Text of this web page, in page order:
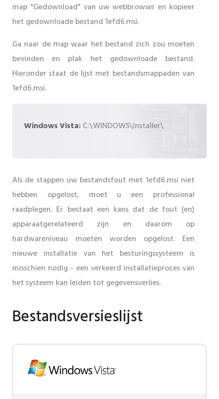
map "Gedownload" van uw webbrowser en kopieer
het gedownloade bestand 1efd6.msi.
Ga naar de map waar het bestand zich zou moeten
bevinden en plak het gedownloade bestand.
Hieronder staat de lijst met bestandsmappaden van
1efd6.msi.
Windows Vista:C:\WINDOWS\Installer\
Als de stappen uw bestandsfout met 1efd6.msi niet
hebben opgelost, moet u een professional
raadplegen. Er bestaat een kans dat de fout (en)
apparaatgerelateerd zijn en daarom op
hardwareniveau moeten worden opgelost. Een
nieuwe installatie van het besturingssysteem is
misschien nodig - een verkeerd installatieproces van
het systeem kan leiden tot gegevensverlies.
Bestandsversieslijst